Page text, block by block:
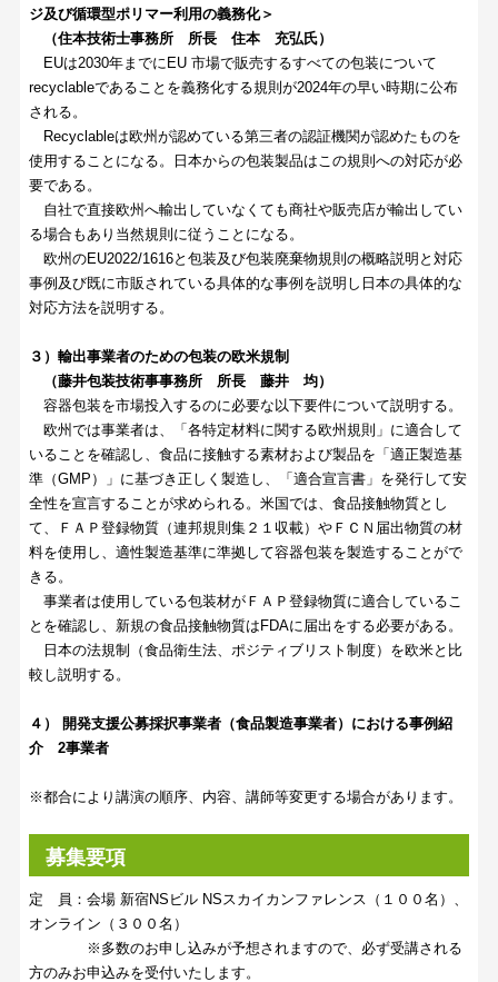
ジ及び循環型ポリマー利用の義務化＞
（住本技術士事務所 所長 住本 充弘氏）
EUは2030年までにEU 市場で販売するすべての包装について
recyclableであることを義務化する規則が2024年の早い時期に公布
される。
Recyclableは欧州が認めている第三者の認証機関が認めたものを
使用することになる。日本からの包装製品はこの規則への対応が必
要である。
自社で直接欧州へ輸出していなくても商社や販売店が輸出してい
る場合もあり当然規則に従うことになる。
欧州のEU2022/1616と包装及び包装廃棄物規則の概略説明と対応
事例及び既に市販されている具体的な事例を説明し日本の具体的な
対応方法を説明する。
３）輸出事業者のための包装の欧米規制
（藤井包装技術事事務所 所長 藤井 均）
容器包装を市場投入するのに必要な以下要件について説明する。
欧州では事業者は、「各特定材料に関する欧州規則」に適合して
いることを確認し、食品に接触する素材および製品を「適正製造基
準（GMP）」に基づき正しく製造し、「適合宣言書」を発行して安
全性を宣言することが求められる。米国では、食品接触物質とし
て、ＦＡＰ登録物質（連邦規則集２１収載）やＦＣＮ届出物質の材
料を使用し、適性製造基準に準拠して容器包装を製造することがで
きる。
事業者は使用している包装材がＦＡＰ登録物質に適合しているこ
とを確認し、新規の食品接触物質はFDAに届出をする必要がある。
日本の法規制（食品衛生法、ポジティブリスト制度）を欧米と比
較し説明する。
４） 開発支援公募採択事業者（食品製造事業者）における事例紹
介 2事業者
※都合により講演の順序、内容、講師等変更する場合があります。
募集要項
定 員：会場 新宿NSビル NSスカイカンファレンス（１００名）、
オンライン（３００名）
※多数のお申し込みが予想されますので、必ず受講される
方のみお申込みを受付いたします。